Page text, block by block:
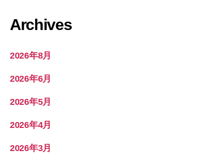
Archives
2026年8月
2026年6月
2026年5月
2026年4月
2026年3月